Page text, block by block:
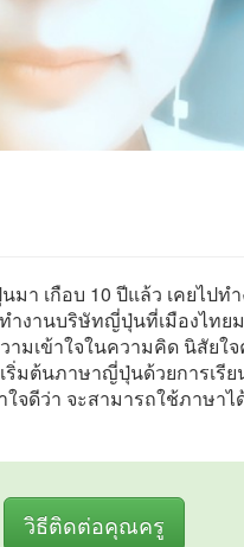
า เกือบ 10 ปีแล้ว เคยไป
ำงานบริษัทญี่ปุ่นที่เมืองไทย
ามเข้าใจในความคิด นิสัยใ
ริ่มต้นภาษาญี่ปุ่นด้วยการเรีย
ใจดีว่า จะสามารถใช้ภาษาไ
วิธีติดต่อคุณครู